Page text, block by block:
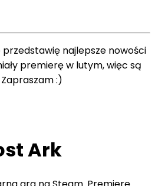
najlepsze nowości
premierę w lutym, więc są
:)
Ark